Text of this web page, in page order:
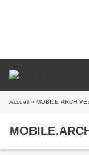
Accueil »